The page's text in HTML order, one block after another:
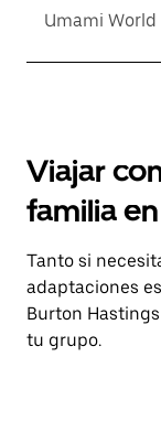
Umami
Viajar
familia
Tanto si
adaptaciones
Burton
tu grupo.